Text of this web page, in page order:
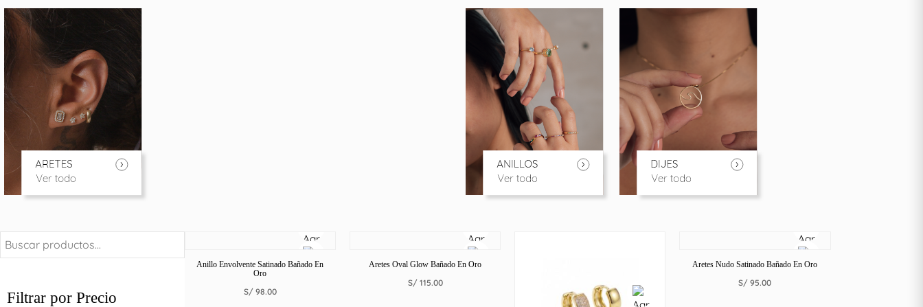
Filtrar por Precio
Anillo Envolvente Satinado Bañado En
Oro
S/ 98.00
Aretes Oval Glow Bañado En Oro
S/ 115.00
Aretes Nudo Satinado Bañado En Oro
S/ 95.00